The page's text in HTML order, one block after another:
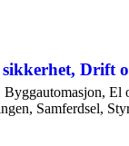
Drift
Byggautomasjon,El
, Samferdsel,